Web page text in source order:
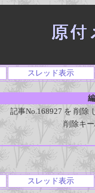
スレッド表示
記事No.168927 を 削除
削除キ
スレッド表示